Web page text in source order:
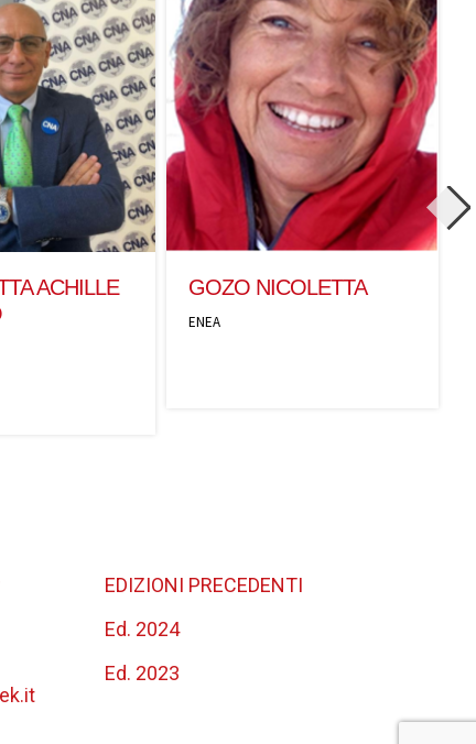
ACHILLE
GOZO NICOLETTA
ENEA
EDIZIONI PRECEDENTI
Ed. 2024
Ed. 2023